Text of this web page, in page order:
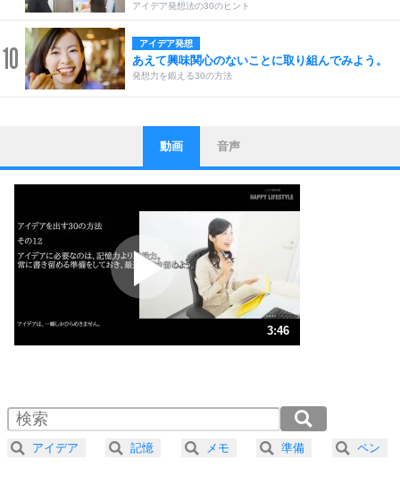
アイデア発想法の30のヒント
10 アイデア発想
あえて興味関心のないことに取り組んでみよう。
発想力を鍛える30の方法
1
ストレス対策
他人と比べない。
いっそのこと、他人を見ない。
いらいらしない人になる30の方法
ポジティブになれない原因は、行動しないから。
ポジティブ思考になる30の方法
ストレス対策
人生、なんとかなるもの。
気楽に生きる30の方法
4 器の大きい人は、怒りを優しさで表現する。
動画 音声
3:46
2.0倍速 （443KB 1分53秒）
2.5倍速 （355KB 1分30秒）
3.0倍速 （296KB 1分15秒）
アイデア 記憶 メモ 準備 ペン